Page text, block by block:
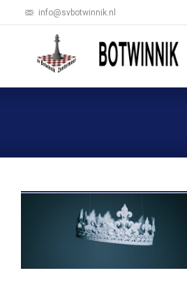
info@svbotwinnik.nl